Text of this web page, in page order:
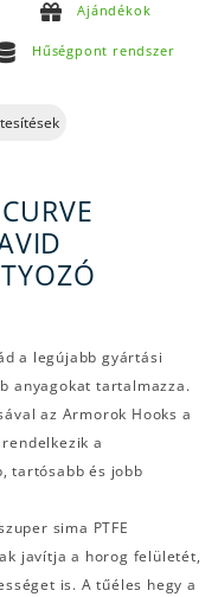
Ajándékok
Hűségpont rendszer
a legújabb gyártási
anyagokat tartalmazza.
az Armorok Hooks a
a
tartósabb és jobb
sima PTFE
javítja a horog felületét,
is. A tűéles hegy a